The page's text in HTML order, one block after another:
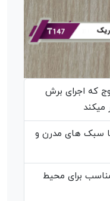
که اجرای برش
میکند
سبک های مدرن و
برای محیط